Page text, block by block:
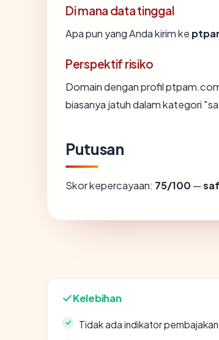
Di mana data tinggal
Apa pun yang Anda kirim ke
Perspektif risiko
Domain dengan profil
biasanya jatuh dalam kategori
Putusan
Skor kepercayaan: 75/100 —
Kelebihan
Tidak ada indikator pembajakan